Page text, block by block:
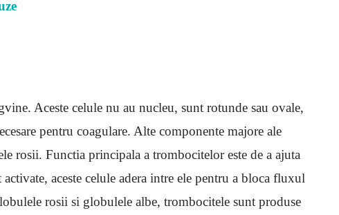
Aceste celule nu au nucleu, sunt rotunde sau ovale,
pentru coagulare. Alte componente majore ale
rosii. Functia principala a trombocitelor este de a ajuta
aceste celule adera intre ele pentru a bloca fluxul
rosii si globulele albe, trombocitele sunt produse